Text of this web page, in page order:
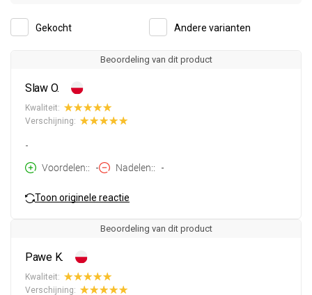
Gekocht Andere varianten
Beoordeling van dit product
Slaw O.
Kwaliteit:
Verschijning:
-
Voordelen:
- Nadelen: -
Toon originele reactie
Beoordeling van dit product
Pawe K.
Kwaliteit:
Verschijning: